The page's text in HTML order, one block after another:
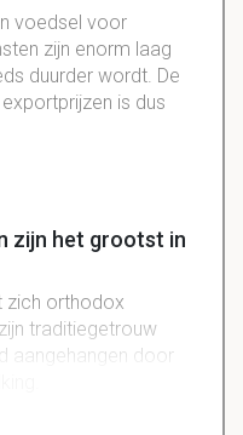
voedsel voor
zijn enorm laag
duurder wordt. De
is dus
zijn het grootst in
zich orthodox
traditiegetrouw
aangehangen door